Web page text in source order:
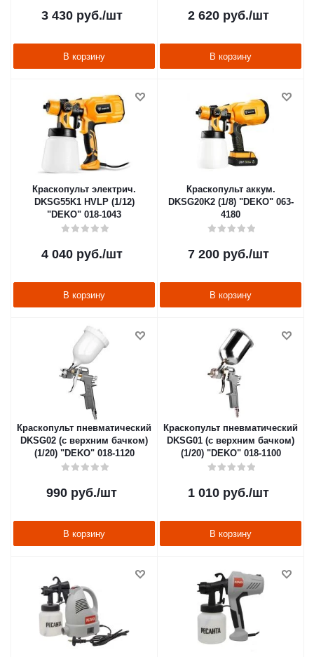
3 430руб./шт
В корзину
2 620руб./шт
В корзину
Краскопульт электрич.
DKSG55K1 HVLP (1/12)
"DEKO" 018-1043
4 040руб./шт
В корзину
Краскопульт аккум.
DKSG20K2 (1/8) "DEKO" 063-
4180
7 200руб./шт
В корзину
Краскопульт пневматический
DKSG02 (с верхним бачком)
(1/20) "DEKO" 018-1120
990 руб./шт
В корзину
Краскопульт пневматический
DKSG01 (с верхним бачком)
(1/20) "DEKO" 018-1100
1 010руб./шт
В корзину